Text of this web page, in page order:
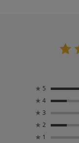
★ 5
★ 4
★ 3
★ 2
★ 1